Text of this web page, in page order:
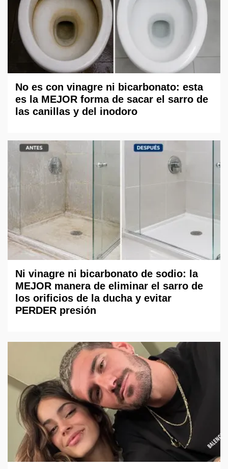
No es con vinagre ni bicarbonato: esta
es la MEJOR forma de sacar el sarro de
las canillas y del inodoro
Ni vinagre ni bicarbonato de sodio: la
MEJOR manera de eliminar el sarro de
los orificios de la ducha y evitar
PERDER presión